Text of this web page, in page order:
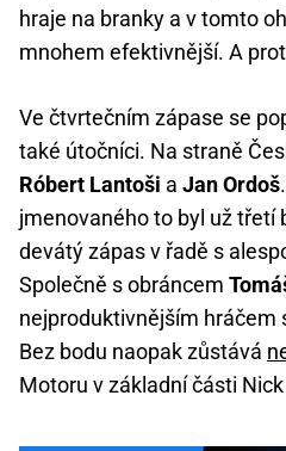
hraje na branky a v tomto
mnohem efektivnější. A
Ve čtvrtečním zápase se
také útočníci. Na straně
Róbert Lantoši a Jan Ordoš
jmenovaného to byl už třetí
devátý zápas v řadě s
Společně s obráncem
nejproduktivnějším hráčem
Bez bodu naopak zůstává
Motoru v základní části